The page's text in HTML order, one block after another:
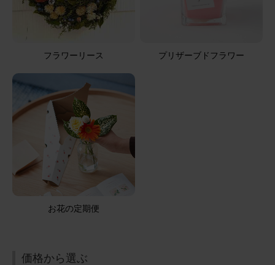
フラワーリース プリザーブドフラワー
お花の定期便
価格から選ぶ